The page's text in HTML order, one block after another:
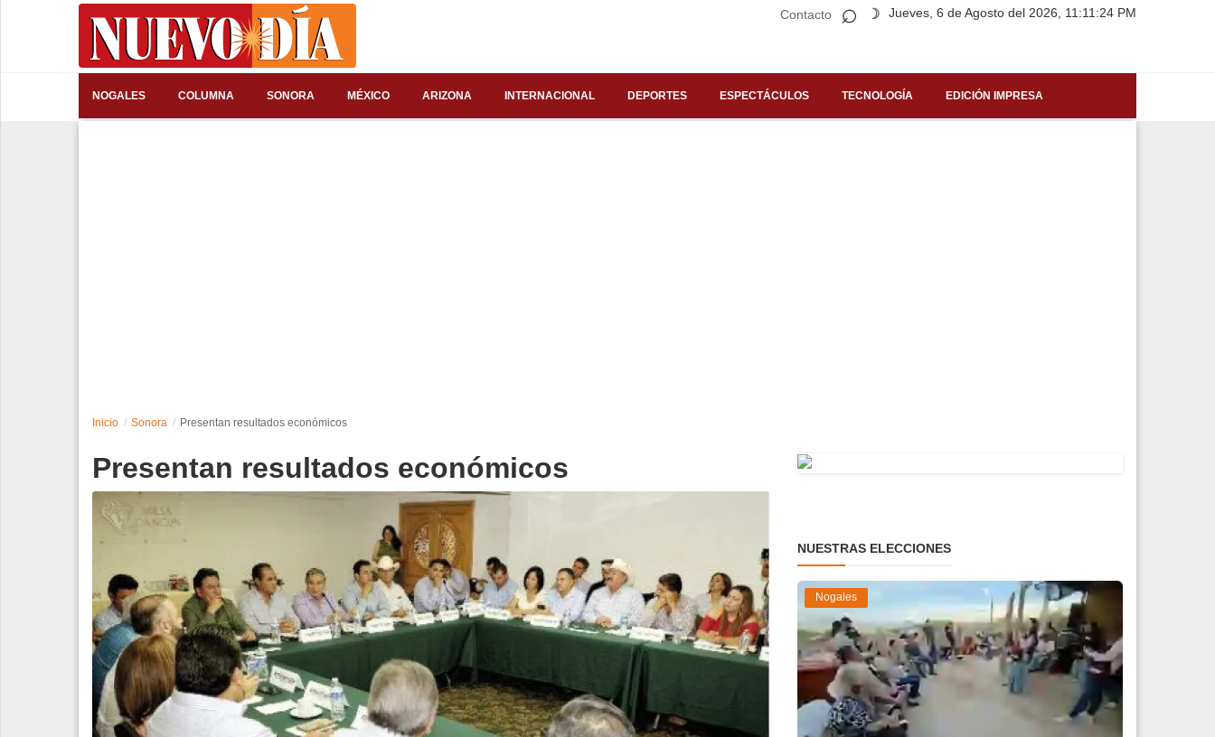
Contacto Jueves, 6 de Agosto del 2026, 11:11:24 PM
⌕ ☽
NOGALES COLUMNA SONORA MÉXICO ARIZONA INTERNACIONAL DEPORTES ESPECTÁCULOS TECNOLOGÍA EDICIÓN IMPRESA
Inicio Sonora Presentan resultados económicos
Presentan resultados económicos
NUESTRAS ELECCIONES
Nogales